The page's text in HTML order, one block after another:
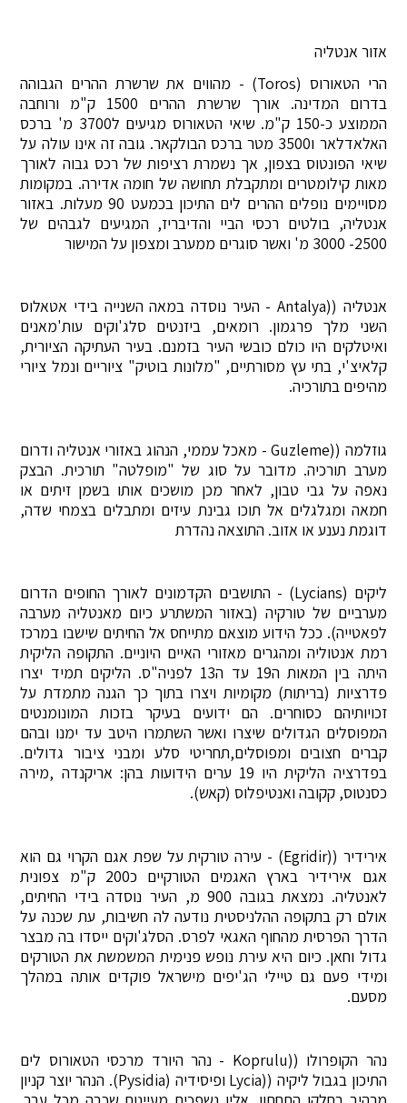
אזור אנטליה
הרי הטאורוס (Toros) - מהווים את שרשרת ההרים הגבוהה
בדרום המדינה. אורך שרשרת ההרים 1500 ק"מ ורוחבה
הממוצע כ-150 ק"מ. שיאי הטאורוס מגיעים ל3700 מ' ברכס
האלאדלאר ו3500 מטר ברכס הבולקאר. גובה זה אינו עולה על
שיאי הפונטוס בצפון, אך נשמרת רציפות של רכס גבוה לאורך
מאות קילומטרים ומתקבלת תחושה של חומה אדירה. במקומות
מסויימים נופלים ההרים לים התיכון בכמעט 90 מעלות. באזור
אנטליה, בולטים רכסי הביי והדיבריז, המגיעים לגבהים של
2500- 3000 מ' ואשר סוגרים ממערב ומצפון על המישור
אנטליה ((Antalya - העיר נוסדה במאה השנייה בידי אטאלוס
השני מלך פרגמון. רומאים, ביזנטים סלג'וקים עות'מאנים
ואיטלקים היו כולם כובשי העיר בזמנם. בעיר העתיקה הציורית,
קלאיצ'י, בתי עץ מסורתיים, "מלונות בוטיק" ציוריים ונמל ציורי
מהיפים בתורכיה.
גוזלמה ((Guzleme - מאכל עממי, הנהוג באזורי אנטליה ודרום
מערב תורכיה. מדובר על סוג של "מופלטה" תורכית. הבצק
נאפה על גבי טבון, לאחר מכן מושכים אותו בשמן זיתים או
חמאה ומגלגלים אל תוכו גבינת עיזים ומתבלים בצמחי שדה,
דוגמת נענע או אזוב. התוצאה נהדרת
ליקים (Lycians) - התושבים הקדמונים לאורך החופים הדרום
מערביים של טורקיה (באזור המשתרע כיום מאנטליה מערבה
לפאטייה). ככל הידוע מוצאם מתייחס אל החיתים שישבו במרכז
רמת אנטוליה ומהגרים מאזורי האיים היוניים. התקופה הליקית
היתה בין המאות ה19 עד ה13 לפניה"ס. הליקים תמיד יצרו
פדרציות (בריתות) מקומיות ויצרו בתוך כך הגנה מתמדת על
זכויותיהם כסוחרים. הם ידועים בעיקר בזכות המונומנטים
המפוסלים הגדולים שיצרו ואשר השתמרו היטב עד ימנו ובהם
קברים חצובים ומפוסלים,תחריטי סלע ומבני ציבור גדולים.
בפדרציה הליקית היו 19 ערים הידועות בהן: אריקנדה ,מירה
כסנטוס, קקובה ואנטיפלוס (קאש).
אירידיר ((Egridir) - עירה טורקית על שפת אגם הקרוי גם הוא
אגם אירידיר בארץ האגמים הטורקיים כ200 ק"מ צפונית
לאנטליה. נמצאת בגובה 900 מ, העיר נוסדה בידי החיתים,
אולם רק בתקופה ההלניסטית נודעה לה חשיבות, עת שכנה על
הדרך הפרסית מהחוף האגאי לפרס. הסלג'וקים ייסדו בה מבצר
גדול וחאן. כיום היא עירת נופש פנימית המשמשת את הטורקים
ומידי פעם גם טיילי הג'יפים מישראל פוקדים אותה במהלך
מסעם.
נהר הקופרולו ((Koprulu - נהר היורד מרכסי הטאורוס לים
התיכון בגבול ליקיה ((Lycia ופיסידיה (Pysidia). הנהר יוצר קניון